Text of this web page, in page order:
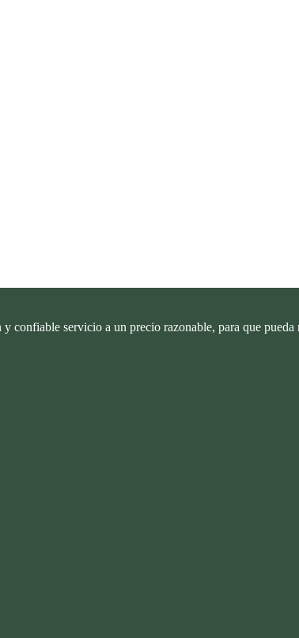
confiable servicio a un precio razonable, para que pueda